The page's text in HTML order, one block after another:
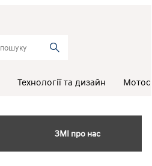
Технології та дизайн
ЗМІ про нас